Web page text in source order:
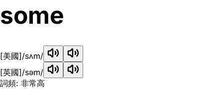
some
[美國]/sʌm/
[英國]/səm/
詞頻: 非常高